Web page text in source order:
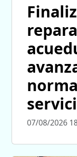
07/08/2026